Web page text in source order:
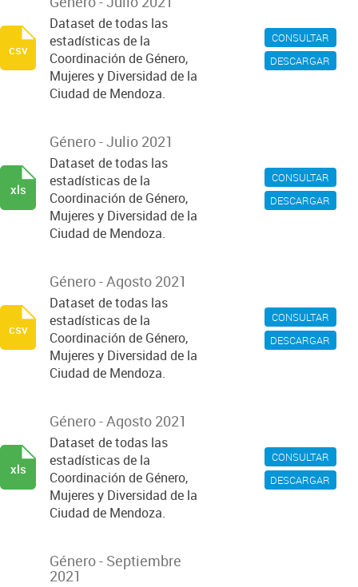
CONSULTAR
DESCARGAR
Dataset de todas las
estadísticas de la
Coordinación de Género,
Mujeres y Diversidad de la
Ciudad de Mendoza.
csv
CONSULTAR
DESCARGAR
Género - Julio 2021
Dataset de todas las
estadísticas de la
Coordinación de Género,
Mujeres y Diversidad de la
Ciudad de Mendoza.
xls
CONSULTAR
DESCARGAR
Género - Agosto 2021
Dataset de todas las
estadísticas de la
Coordinación de Género,
Mujeres y Diversidad de la
Ciudad de Mendoza.
csv
CONSULTAR
DESCARGAR
Género - Agosto 2021
Dataset de todas las
estadísticas de la
Coordinación de Género,
Mujeres y Diversidad de la
Ciudad de Mendoza.
xls
Género - Septiembre
2021